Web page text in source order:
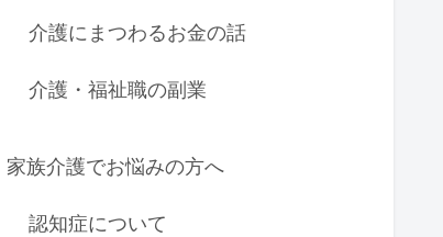
介護にまつわるお金の話
介護・福祉職の副業
家族介護でお悩みの方へ
認知症について